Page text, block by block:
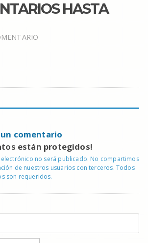
HASTA
comentario
están protegidos!
electrónico no será publicado. No compartimos
de nuestros usuarios con terceros. Todos
son requeridos.